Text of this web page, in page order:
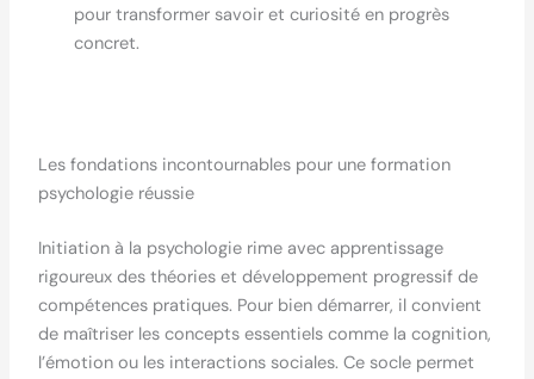
pour transformer savoir et curiosité en progrès
concret.
Les fondations incontournables pour une formation
psychologie réussie
Initiation à la psychologie rime avec apprentissage
rigoureux des théories et développement progressif de
compétences pratiques. Pour bien démarrer, il convient
de maîtriser les concepts essentiels comme la cognition,
l’émotion ou les interactions sociales. Ce socle permet